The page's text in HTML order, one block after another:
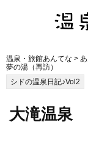
温泉・旅館あんてな >
夢の湯（再訪）
シドの温泉日記♪Vol2
大滝温泉